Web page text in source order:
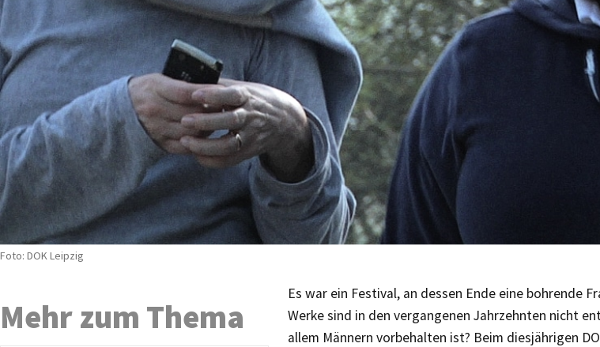
Foto: DOK Leipzig
Es war ein Festival, an dessen Ende eine bohrende
Werke sind in den vergangenen Jahrzehnten nicht
allem Männern vorbehalten ist? Beim diesjährigen
Mehr zum Thema